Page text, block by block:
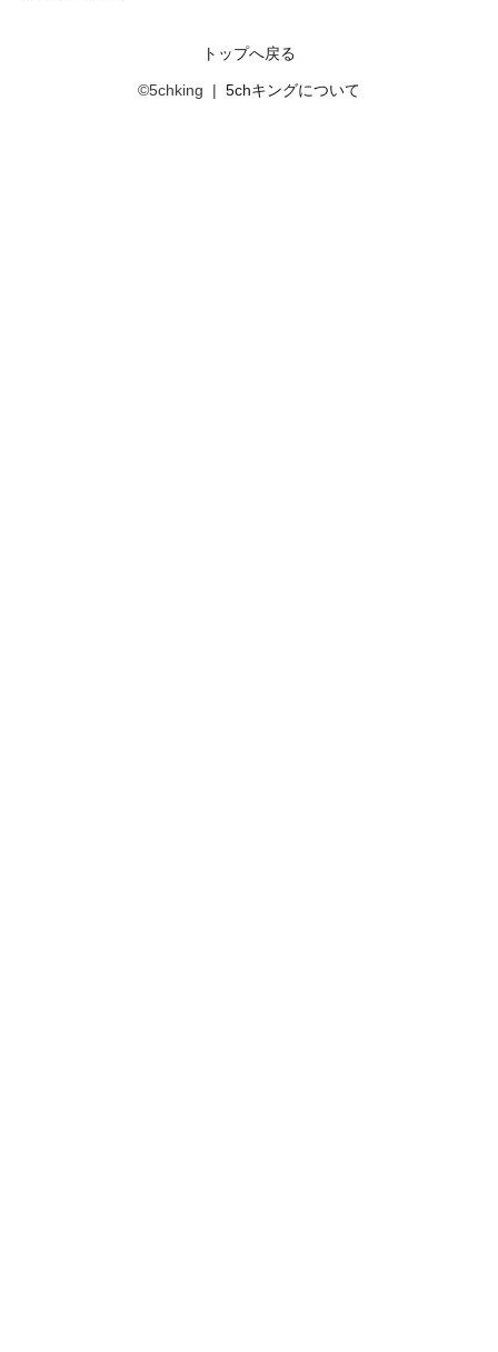
トップへ戻る
©5chking | 5chキングについて